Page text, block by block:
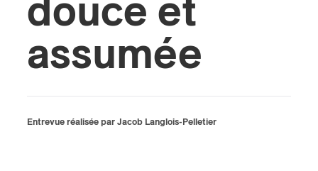
douce et
assumée
Entrevue réalisée par Jacob Langlois-Pelletier